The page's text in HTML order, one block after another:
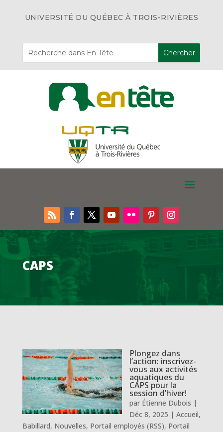
UNIVERSITÉ DU QUÉBEC À TROIS-RIVIÈRES
CAPS
Plongez dans
l’action: inscrivez-
vous aux activités
aquatiques du
CAPS pour la
session d’hiver!
par Étienne Dubois |
Déc 8, 2025 | Accueil,
Babillard, Nouvelles, Portail employés (RSS), Portail